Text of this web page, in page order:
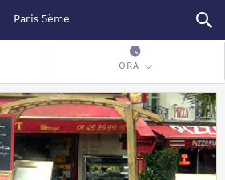
ORA